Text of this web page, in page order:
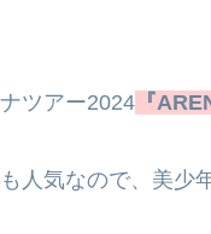
ツアー2024 『
人気なので、美少